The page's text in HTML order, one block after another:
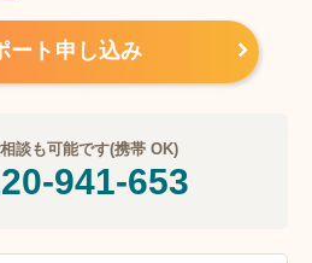
ート申し込み
談も可能です(携帯 OK)
941-653